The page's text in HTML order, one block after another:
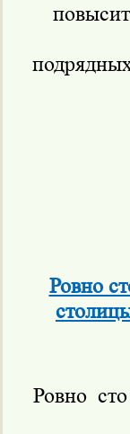
Ровно
Ровно